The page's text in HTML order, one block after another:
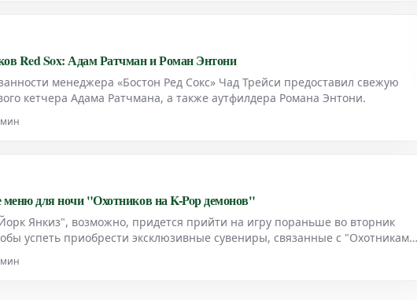
Red Sox: Адам Ратчман и Роман Энтони
менеджера «Бостон Ред Сокс» Чад Трейси предоставил свежую
кетчера Адама Ратчмана, а также аутфилдера Романа Энтони.
меню для ночи "Охотников на K-Pop демонов"
Янкиз", возможно, придется прийти на игру пораньше во вторник
успеть приобрести эксклюзивные сувениры, связанные с "Охотниками